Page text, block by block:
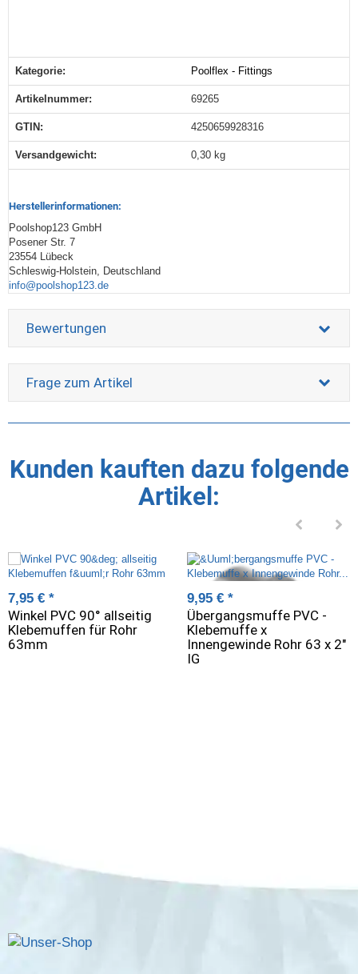
Produkteigenschaft
Wert
Kategorie: Poolflex - Fittings
Artikelnummer: 69265
GTIN: 4250659928316
Versandgewicht‍: 0,30 kg
Herstellerinformationen:
Poolshop123 GmbH
Posener Str. 7
23554 Lübeck
Schleswig-Holstein, Deutschland
info@poolshop123.de
Bewertungen
Frage zum Artikel
Kunden kauften dazu folgende
Artikel:
Winkel PVC 90° allseitig
Klebemuffen für Rohr
63mm
7,95 € *
Übergangsmuffe PVC -
Klebemuffe x
Innengewinde Rohr 63 x 2"
IG
9,95 € *